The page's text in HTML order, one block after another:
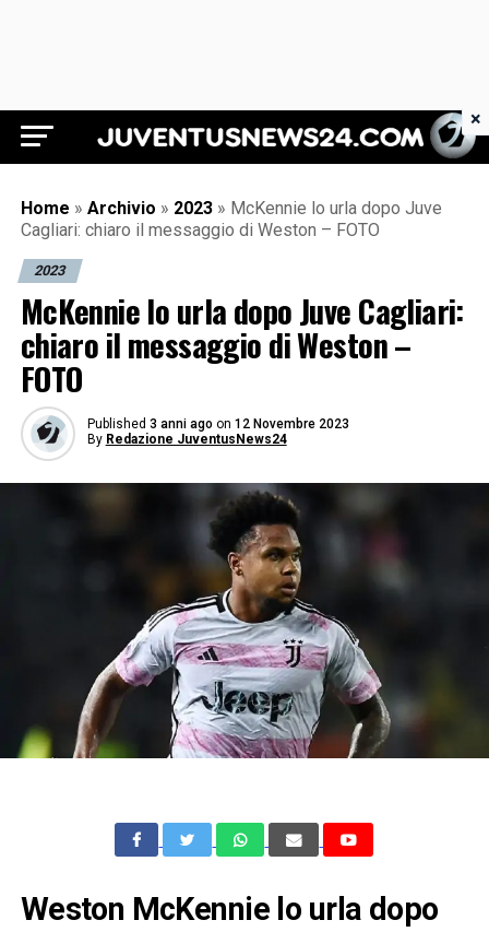
Juventus News 24
Home » Archivio » 2023 » McKennie lo urla dopo Juve
Cagliari: chiaro il messaggio di Weston – FOTO
2023
McKennie lo urla dopo Juve Cagliari:
chiaro il messaggio di Weston –
FOTO
Published 3 anni ago on 12 Novembre 2023
By Redazione JuventusNews24
Weston McKennie lo urla dopo
×